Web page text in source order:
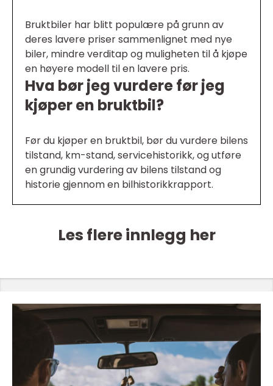
Bruktbiler har blitt populære på grunn av
deres lavere priser sammenlignet med nye
biler, mindre verditap og muligheten til å kjøpe
en høyere modell til en lavere pris.
Hva bør jeg vurdere før jeg
kjøper en bruktbil?
Før du kjøper en bruktbil, bør du vurdere bilens
tilstand, km-stand, servicehistorikk, og utføre
en grundig vurdering av bilens tilstand og
historie gjennom en bilhistorikkrapport.
Les flere innlegg her